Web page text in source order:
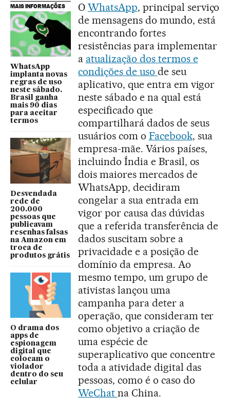
MAIS INFORMAÇÕES
WhatsApp
implanta novas
regras de uso
neste sábado.
Brasil ganha
mais 90 dias
para aceitar
termos
Desvendada
rede de
200.000
pessoas que
publicavam
resenhas falsas
na Amazon em
troca de
produtos grátis
O drama dos
apps de
espionagem
digital que
colocam o
violador
dentro do seu
celular
O WhatsApp, principal serviço
de mensagens do mundo, está
encontrando fortes
resistências para implementar
a atualização dos termos e
condições de uso de seu
aplicativo, que entra em vigor
neste sábado e na qual está
especificado que
compartilhará dados de seus
usuários com o Facebook, sua
empresa-mãe. Vários países,
incluindo Índia e Brasil, os
dois maiores mercados de
WhatsApp, decidiram
congelar a sua entrada em
vigor por causa das dúvidas
que a referida transferência de
dados suscitam sobre a
privacidade e a posição de
domínio da empresa. Ao
mesmo tempo, um grupo de
ativistas lançou uma
campanha para deter a
operação, que consideram ter
como objetivo a criação de
uma espécie de
superaplicativo que concentre
toda a atividade digital das
pessoas, como é o caso do
WeChat na China.